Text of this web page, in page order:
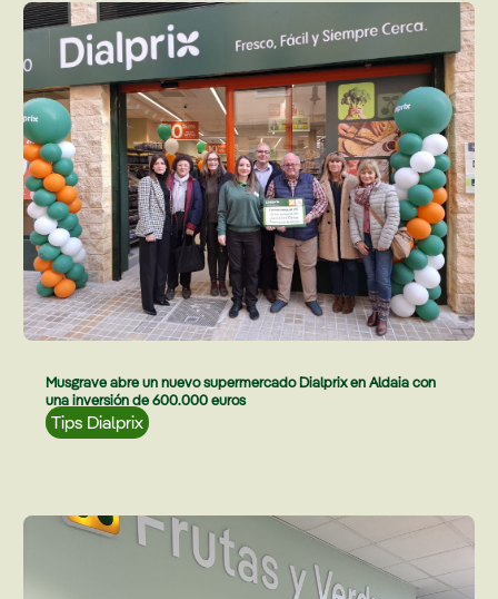
Musgrave abre un nuevo supermercado Dialprix en Aldaia con
una inversión de 600.000 euros
Tips Dialprix